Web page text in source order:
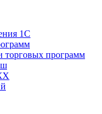
1С
торговых программ